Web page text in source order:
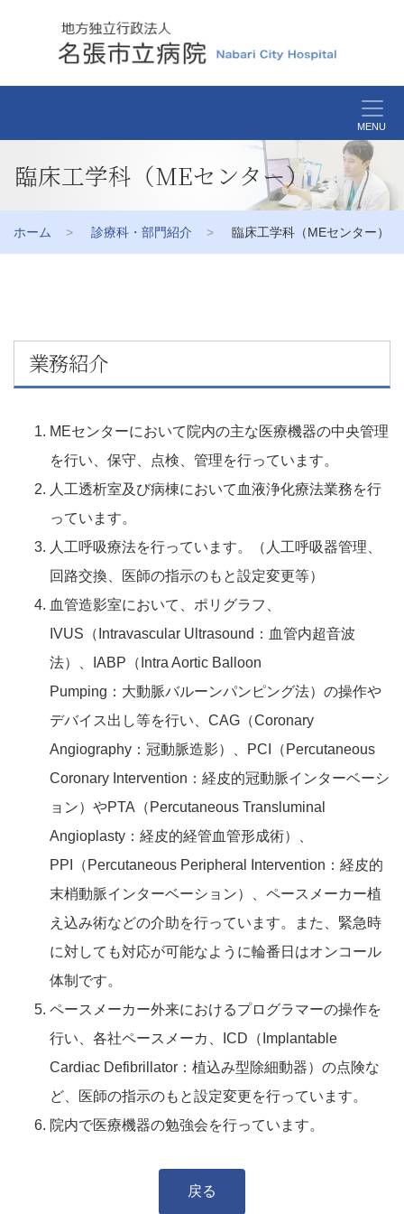
MENU
臨床工学科（MEセンター）
ホーム 診療科・部門紹介 臨床工学科（MEセンター）
業務紹介
MEセンターにおいて院内の主な医療機器の中央管理
を行い、保守、点検、管理を行っています。
人工透析室及び病棟において血液浄化療法業務を行
っています。
人工呼吸療法を行っています。（人工呼吸器管理、
回路交換、医師の指示のもと設定変更等）
血管造影室において、ポリグラフ、
IVUS（Intravascular Ultrasound：血管内超音波
法）、IABP（Intra Aortic Balloon
Pumping：大動脈バルーンパンピング法）の操作や
デバイス出し等を行い、CAG（Coronary
Angiography：冠動脈造影）、PCI（Percutaneous
Coronary Intervention：経皮的冠動脈インターベーシ
ョン）やPTA（Percutaneous Transluminal
Angioplasty：経皮的経管血管形成術）、
PPI（Percutaneous Peripheral Intervention：経皮的
末梢動脈インターベーション）、ペースメーカー植
え込み術などの介助を行っています。また、緊急時
に対しても対応が可能なように輪番日はオンコール
体制です。
ペースメーカー外来におけるプログラマーの操作を
行い、各社ペースメーカ、ICD（Implantable
Cardiac Defibrillator：植込み型除細動器）の点険な
ど、医師の指示のもと設定変更を行っています。
院内で医療機器の勉強会を行っています。
戻る